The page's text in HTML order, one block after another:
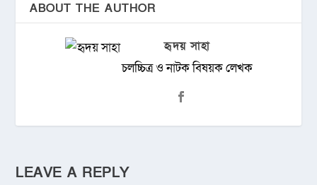
ABOUT THE AUTHOR
হৃদয় সাহা
চলচ্চিত্র ও নাটক বিষয়ক লেখক
LEAVE A REPLY